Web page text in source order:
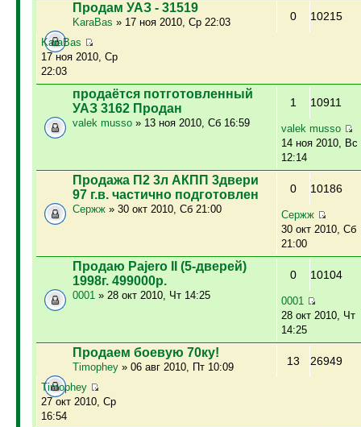
Продам УАЗ - 31519
KaraBas » 17 ноя 2010, Ср 22:03 0 10215
KaraBas
17 ноя 2010, Ср
22:03
продаётся потготовленный
УАЗ 3162 Продан
valek musso» 13 ноя 2010, Сб 16:59
1 10911
valek musso
14 ноя 2010, Вс
12:14
Продажа П2 3л АКПП 3двери
97 г.в. частично подготовлен
Сержж» 30 окт 2010, Сб 21:00
0 10186
Сержж
30 окт 2010, Сб
21:00
Продаю Pajero II (5-дверей)
1998г. 499000р.
0001» 28 окт 2010, Чт 14:25
0 10104
0001
28 окт 2010, Чт
14:25
Продаем боевую 70ку!
Timophey» 06 авг 2010, Пт 10:09 13 26949
Timophey
27 окт 2010, Ср
16:54